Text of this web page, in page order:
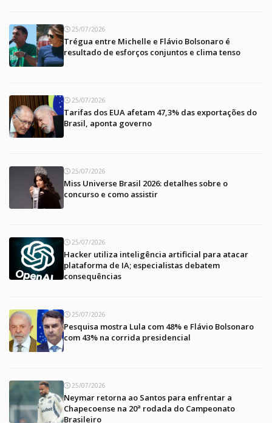
25/07/2026
Trégua entre Michelle e Flávio Bolsonaro é
resultado de esforços conjuntos e clima tenso
25/07/2026
Tarifas dos EUA afetam 47,3% das exportações do
Brasil, aponta governo
25/07/2026
Miss Universe Brasil 2026: detalhes sobre o
concurso e como assistir
25/07/2026
Hacker utiliza inteligência artificial para atacar
plataforma de IA; especialistas debatem
consequências
25/07/2026
Pesquisa mostra Lula com 48% e Flávio Bolsonaro
com 43% na corrida presidencial
25/07/2026
Neymar retorna ao Santos para enfrentar a
Chapecoense na 20ª rodada do Campeonato
Brasileiro